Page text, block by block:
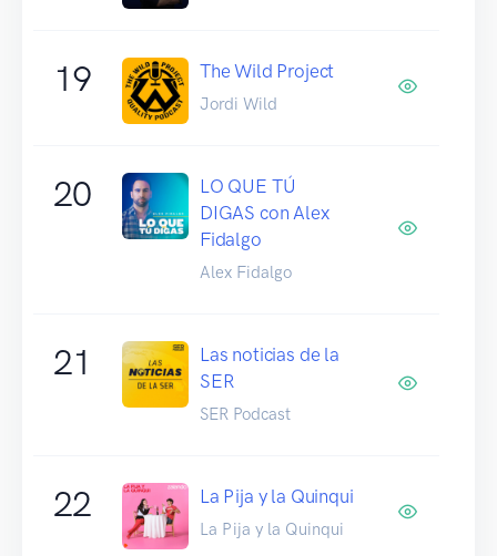
19 The Wild Project
Jordi Wild
20
LO QUE TÚ
DIGAS con Alex
Fidalgo
Alex Fidalgo
21
Las noticias de la
SER
SER Podcast
22 La Pija y la Quinqui
La Pija y la Quinqui